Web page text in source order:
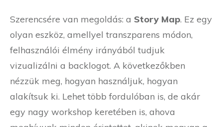
Szerencsére van megoldás: a Story Map. Ez egy
olyan eszköz, amellyel transzparens módon,
felhasználói élmény irányából tudjuk
vizualizálni a backlogot. A következőkben
nézzük meg, hogyan használjuk, hogyan
alakítsuk ki. Lehet több fordulóban is, de akár
egy nagy workshop keretében is, ahova